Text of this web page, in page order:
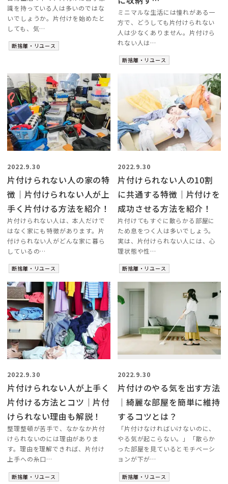
識を持っている人は多いのではな
いでしょうか。片付けを始めたと
しても、気…
断捨離・リユース
ミニマルな生活には憧れがある一
方で、どうしても片付けられない
人は少なくありません。片付けら
れない人は…
断捨離・リユース
2022.9.30
片付けられない人の家の特
徴｜片付けられない人が上
手く片付ける方法を紹介！
片付けられない人は、本人だけで
はなく家にも特徴があります。片
付けられない人がどんな家に暮ら
しているの…
断捨離・リユース
2022.9.30
片付けられない人の10割
に共通する特徴｜片付けを
成功させる方法を紹介！
片付けてもすぐに散らかる部屋に
ため息をつく人は多いでしょう。
実は、片付けられない人には、心
理状態や性…
断捨離・リユース
2022.9.30
片付けられない人が上手く
片付ける方法とコツ｜片付
けられない理由も解説！
整理整頓が苦手で、なかなか片付
けられないのには理由がありま
す。理由を理解できれば、片付け
上手への糸口…
断捨離・リユース
2022.9.30
片付けのやる気を出す方法
｜綺麗な部屋を簡単に維持
するコツとは？
「片付けなければいけないのに、
やる気が起こらない。」「散らか
った部屋を見ているとモチベーシ
ョンが下が…
断捨離・リユース